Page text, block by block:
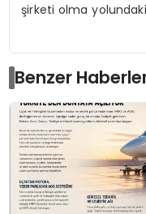
şirketi olma
Benzer